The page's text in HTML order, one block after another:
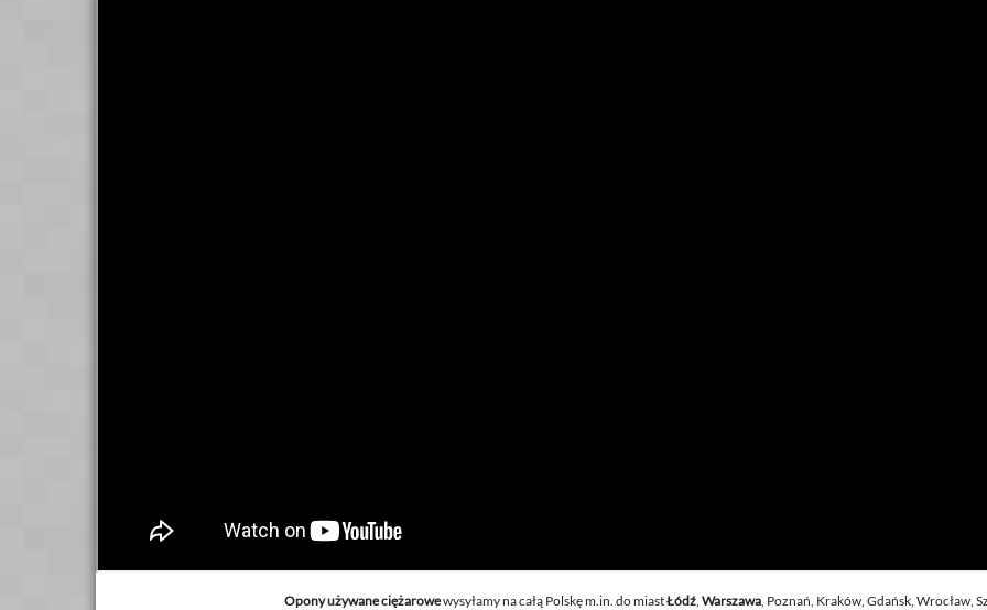
Opony używane ciężarowewysyłamy na całą Polskę m.in. do miastŁódź, Warszawa, Poznań, Kraków, Gdańsk, Wrocław,